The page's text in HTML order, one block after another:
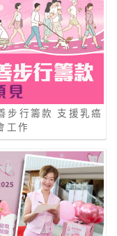
步行籌款 支援乳癌
工作